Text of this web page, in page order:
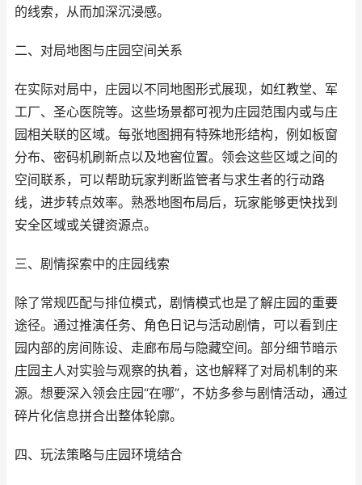
的线索，从而加深沉浸感。
二、对局地图与庄园空间关系
在实际对局中，庄园以不同地图形式展现，如红教堂、军
工厂、圣心医院等。这些场景都可视为庄园范围内或与庄
园相关联的区域。每张地图拥有特殊地形结构，例如板窗
分布、密码机刷新点以及地窖位置。领会这些区域之间的
空间联系，可以帮助玩家判断监管者与求生者的行动路
线，进步转点效率。熟悉地图布局后，玩家能够更快找到
安全区域或关键资源点。
三、剧情探索中的庄园线索
除了常规匹配与排位模式，剧情模式也是了解庄园的重要
途径。通过推演任务、角色日记与活动剧情，可以看到庄
园内部的房间陈设、走廊布局与隐藏空间。部分细节暗示
庄园主人对实验与观察的执着，这也解释了对局机制的来
源。想要深入领会庄园“在哪”，不妨多参与剧情活动，通过
碎片化信息拼合出整体轮廓。
四、玩法策略与庄园环境结合